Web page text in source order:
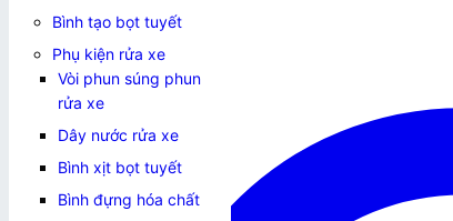
0967.355.653
Đăng nhập / Đăng ký
0 ₫
Bình tạo bọt tuyết
Phụ kiện rửa xe
Vòi phun súng phun
rửa xe
Dây nước rửa xe
Bình xịt bọt tuyết
Bình đựng hóa chất